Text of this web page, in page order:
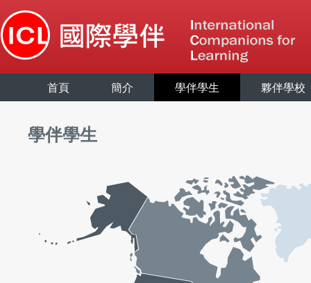
首頁 簡介 學伴學生 夥伴學校
學伴學生